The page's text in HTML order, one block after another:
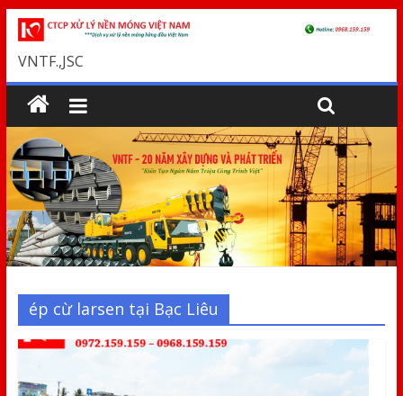
VNTF.,JSC
ép cừ larsen tại Bạc Liêu